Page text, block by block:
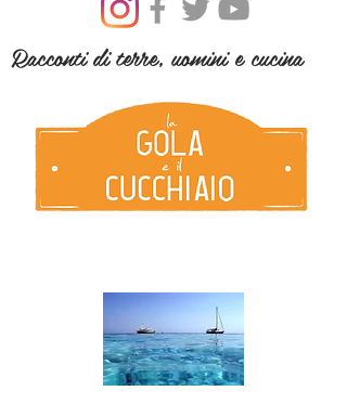
Racconti di terre, uomini e cucina